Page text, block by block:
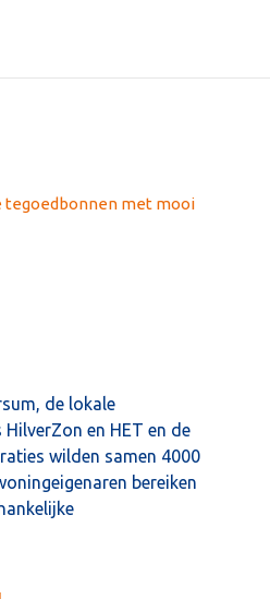
tegoedbonnen met mooi
de lokale
en HET en de
wilden samen 4000
bereiken